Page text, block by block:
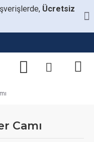
Ücretsiz
Camı